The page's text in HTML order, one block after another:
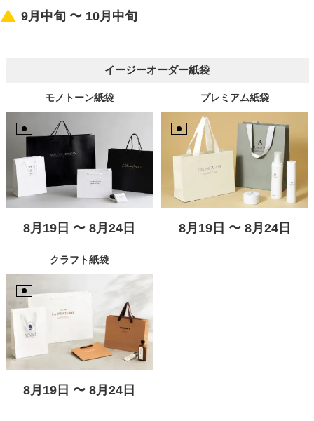
9月中旬 〜 10月中旬
イージーオーダー紙袋
モノトーン紙袋
8月19日 〜 8月24日
プレミアム紙袋
8月19日 〜 8月24日
クラフト紙袋
8月19日 〜 8月24日